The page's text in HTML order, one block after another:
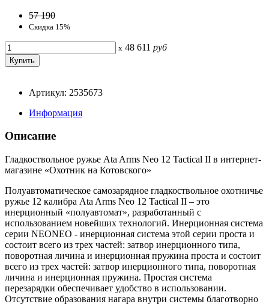
57 190
Скидка 15%
x 48 611 руб
Артикул: 2535673
Информация
Описание
Гладкоствольное ружье Ata Arms Neo 12 Tactical II в интернет-
магазине «Охотник на Котовского»
Полуавтоматическое самозарядное гладкоствольное охотничье
ружье 12 калибра Ata Arms Neo 12 Tactical II – это
инерционный «полуавтомат», разработанный с
использованием новейших технологий. Инерционная система
серии NEONEO - инерционная система этой серии проста и
состоит всего из трех частей: затвор инерционного типа,
поворотная личина и инерционная пружина проста и состоит
всего из трех частей: затвор инерционного типа, поворотная
личина и инерционная пружина. Простая система
перезарядки обеспечивает удобство в использовании.
Отсутствие образования нагара внутри системы благотворно